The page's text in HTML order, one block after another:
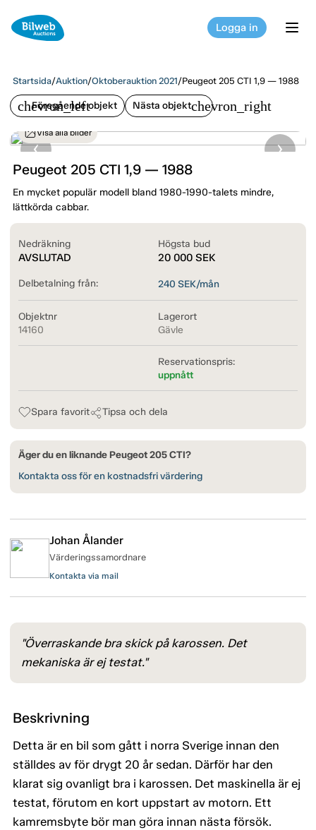
Logga in
Startsida/Auktion/Oktoberauktion 2021/Peugeot 205 CTI 1,9 — 1988
chevron_left
Föregående objekt Nästa objektchevron_right
Visa alla bilder
Peugeot 205 CTI 1,9 — 1988
En mycket populär modell bland 1980-1990-talets mindre,
lättkörda cabbar.
Nedräkning
AVSLUTAD
Högsta bud
20 000 SEK
Delbetalning från: 240 SEK/mån
Objektnr
14160
Lagerort
Gävle
Reservationspris:
uppnått
Spara favorit Tipsa och dela
Äger du en liknande Peugeot 205 CTI?
Kontakta oss för en kostnadsfri värdering
Johan Ålander
Värderingssamordnare
Kontakta via mail
"Överraskande bra skick på karossen. Det
mekaniska är ej testat."
Beskrivning
Detta är en bil som gått i norra Sverige innan den
ställdes av för drygt 20 år sedan. Därför har den
klarat sig ovanligt bra i karossen. Det maskinella är ej
testat, förutom en kort uppstart av motorn. Ett
kamremsbyte bör man göra innan nästa försök.